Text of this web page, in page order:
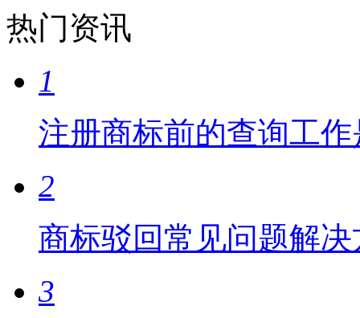
热门资讯
1
注册商标前的查询工
2
商标驳回常见问题解
3